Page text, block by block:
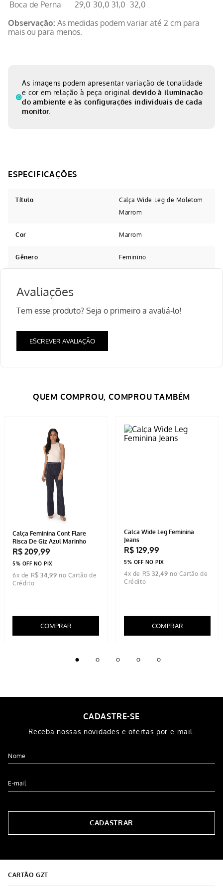
Boca de Perna 29,0 30,0 31,0 32,0
Observação: As medidas podem variar até 2 cm para
mais ou para menos.
As imagens podem apresentar variação de tonalidade
e cor em relação à peça original devido à iluminação
do ambiente e às configurações individuais de cada
monitor.
Título
Calça Wide Leg de Moletom
Marrom
Cor Marrom
Gênero Feminino
Avaliações
Tem esse produto? Seja o primeiro a avaliá-lo!
ESCREVER AVALIAÇÃO
Calça Feminina Cont Flare
Risca De Giz Azul Marinho
R$ 209,99
5% OFF NO PIX
6x de R$ 34,99
COMPRAR
Calça Wide Leg Feminina
Jeans
R$ 129,99
5% OFF NO PIX
4x de R$ 32,49
COMPRAR
CADASTRE-SE
Receba nossas novidades e ofertas por e-mail.
CADASTRAR
CARTÃO GZT